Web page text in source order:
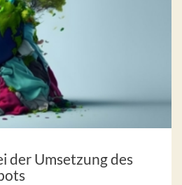
der Umsetzung des